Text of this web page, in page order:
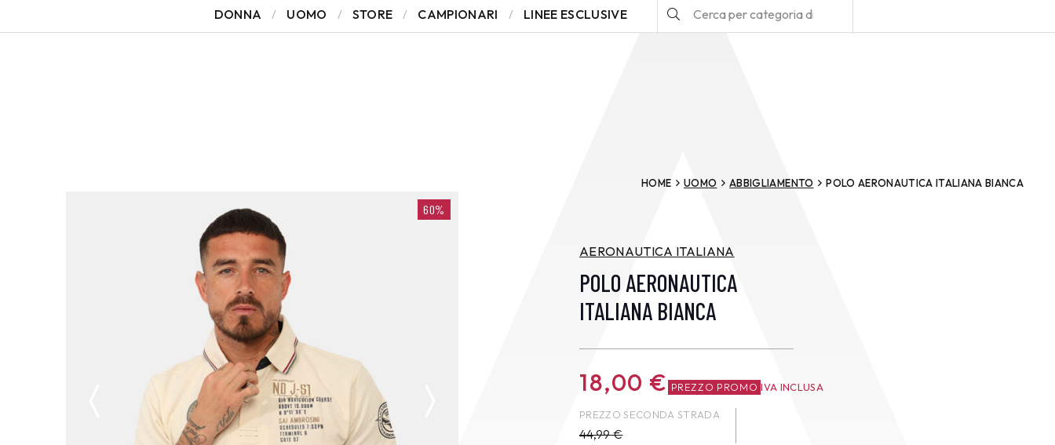
DONNA UOMO STORE CAMPIONARI LINEE ESCLUSIVE
HOME UOMO ABBIGLIAMENTO POLO AERONAUTICA ITALIANA BIANCA
60%
AERONAUTICA ITALIANA
POLO AERONAUTICA
ITALIANA BIANCA
18,00 € PREZZO PROMO IVA INCLUSA
PREZZO SECONDA STRADA
44,99€